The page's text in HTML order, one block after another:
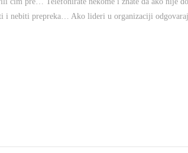
i nebiti prepreka… Ako lideri u organizaciji